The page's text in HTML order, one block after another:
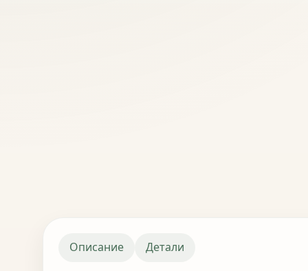
Описание Детали